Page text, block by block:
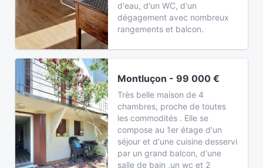
d'eau, d'un WC, d'un
dégagement avec nombreux
rangements et balcon.
Montluçon - 99 000 €
Très belle maison de 4
chambres, proche de toutes
les commodités . Elle se
compose au 1er étage d'un
séjour et d'une cuisine desservi
par un grand balcon, d'une
salle de bain ,un wc et 2